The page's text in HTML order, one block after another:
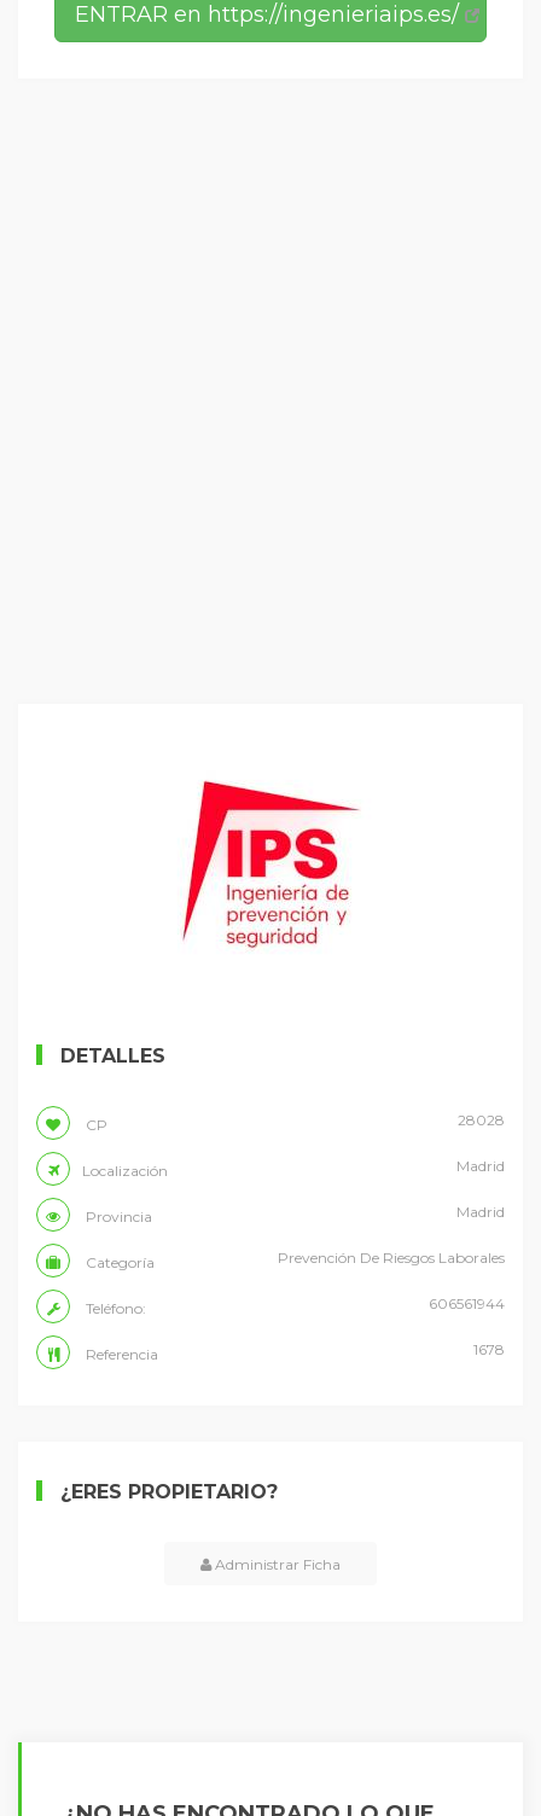
ENTRAR en https://ingenieriaips.es/
DETALLES
CP 28028
Localización Madrid
Provincia Madrid
Categoría Prevención De Riesgos Laborales
Teléfono: 606561944
Referencia 1678
¿ERES PROPIETARIO?
Administrar Ficha